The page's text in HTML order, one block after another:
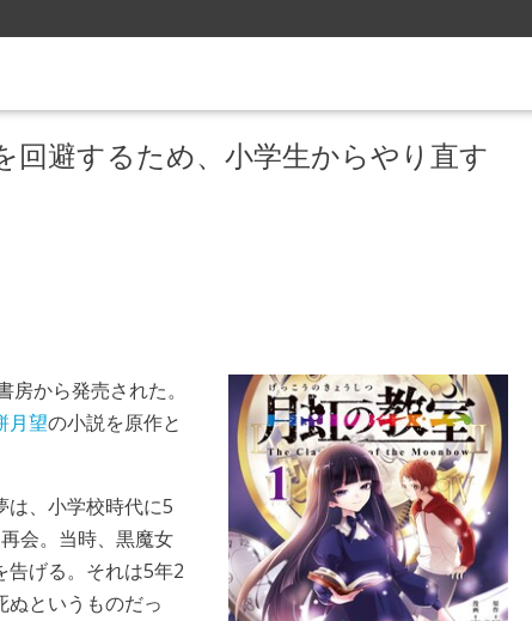
回避するため、小学生からやり直す
から発売された。
月望の小説を原作と
は、小学校時代に5
会。当時、黒魔女
告げる。それは5年2
というものだっ